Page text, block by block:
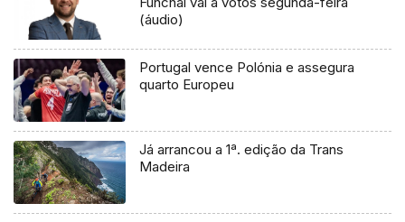
(áudio)
Portugal vence Polónia e assegura
quarto Europeu
Já arrancou a 1ª. edição da Trans
Madeira